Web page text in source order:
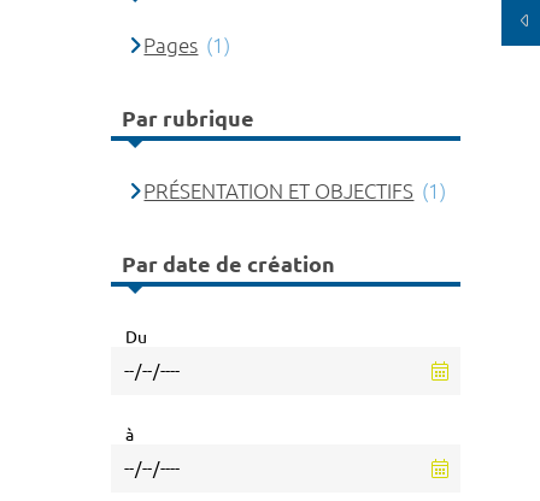
Pages (1)
Par rubrique
PRÉSENTATION ET OBJECTIFS (1)
Par date de création
Du
à